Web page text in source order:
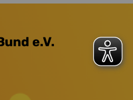
e.V.